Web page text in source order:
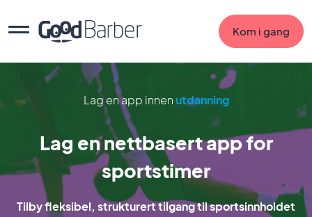
Kom i gang
Lag en app innenutdanning
Lag en nettbasert app for
sportstimer
Tilby fleksibel, strukturert tilgang til sportsinnholdet